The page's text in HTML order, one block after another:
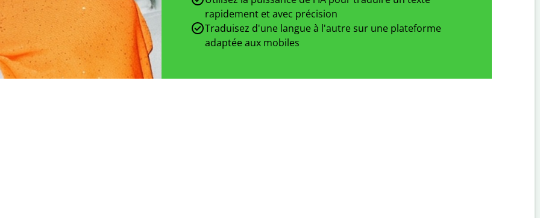
rapidement et avec précision
Traduisez d'une langue à l'autre sur une plateforme
adaptée aux mobiles